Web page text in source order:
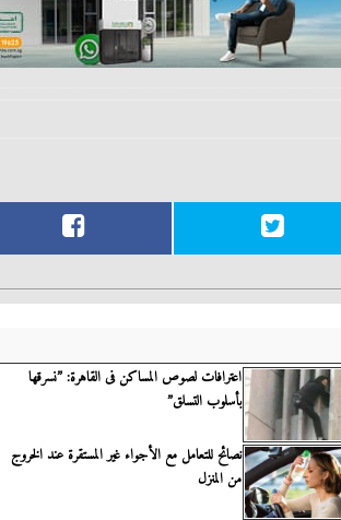
اعترافات لصوص المساكن فى القاهرة: ”نسرقها
بأسلوب التسلق”
نصائح للتعامل مع الأجواء غير المستقرة عند الخروج
من المنزل